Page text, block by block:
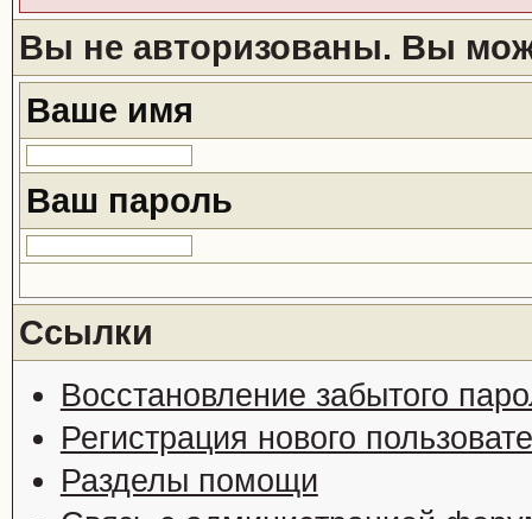
Вы не авторизованы. Вы
Ваше имя
Ваш пароль
Ссылки
Восстановление забытого
Регистрация нового
Разделы помощи